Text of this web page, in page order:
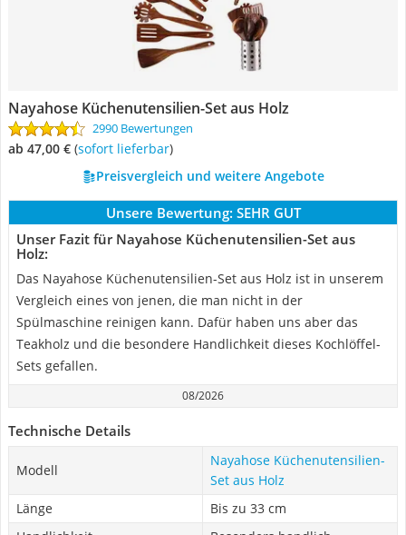
Nayahose Küchenutensilien-Set aus Holz
2990 Bewertungen
ab 47,00 € ( Sofort lieferbar)
Preisvergleich und weitere Angebote
Unsere Bewertung: SEHR GUT
Unser Fazit für Nayahose Küchenutensilien-Set aus
Holz:
Das Nayahose Küchenutensilien-Set aus Holz ist in unserem
Vergleich eines von jenen, die man nicht in der
Spülmaschine reinigen kann. Dafür haben uns aber das
Teakholz und die besondere Handlichkeit dieses Kochlöffel-
Sets gefallen.
08/2026
Technische Details
Modell
Nayahose Küchenutensilien-
Set aus Holz
Länge
Bis zu 33 cm